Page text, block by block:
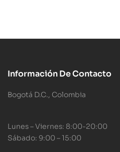
Información De Contacto
Bogotá D.C., Colombia
Lunes – Viernes: 8:00-20:00
Sábado: 9:00 – 15:00